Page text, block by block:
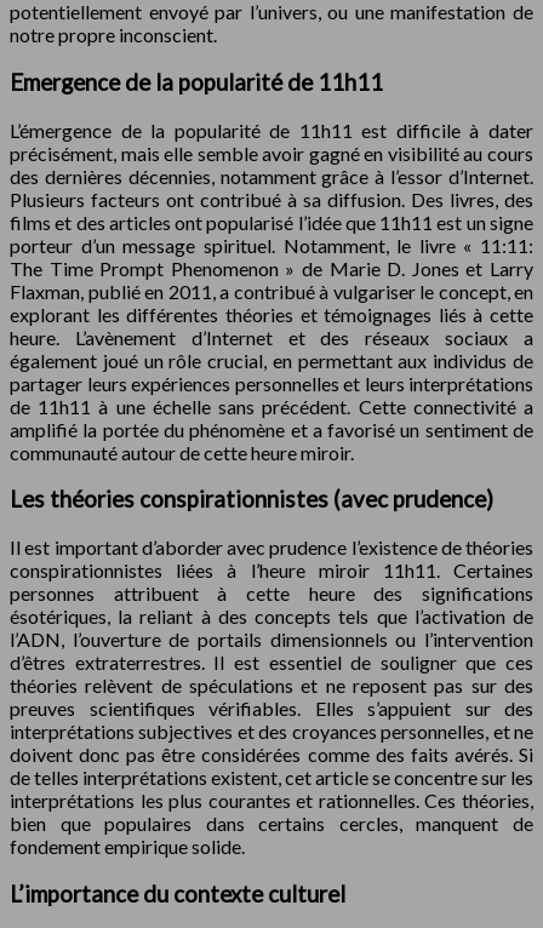
potentiellement envoyé par l’univers, ou une manifestation de
notre propre inconscient.
Emergence de la popularité de 11h11
L’émergence de la popularité de 11h11 est difficile à dater
précisément, mais elle semble avoir gagné en visibilité au cours
des dernières décennies, notamment grâce à l’essor d’Internet.
Plusieurs facteurs ont contribué à sa diffusion. Des livres, des
films et des articles ont popularisé l’idée que 11h11 est un signe
porteur d’un message spirituel. Notamment, le livre « 11:11:
The Time Prompt Phenomenon » de Marie D. Jones et Larry
Flaxman, publié en 2011, a contribué à vulgariser le concept, en
explorant les différentes théories et témoignages liés à cette
heure. L’avènement d’Internet et des réseaux sociaux a
également joué un rôle crucial, en permettant aux individus de
partager leurs expériences personnelles et leurs interprétations
de 11h11 à une échelle sans précédent. Cette connectivité a
amplifié la portée du phénomène et a favorisé un sentiment de
communauté autour de cette heure miroir.
Les théories conspirationnistes (avec prudence)
Il est important d’aborder avec prudence l’existence de théories
conspirationnistes liées à l’heure miroir 11h11. Certaines
personnes attribuent à cette heure des significations
ésotériques, la reliant à des concepts tels que l’activation de
l’ADN, l’ouverture de portails dimensionnels ou l’intervention
d’êtres extraterrestres. Il est essentiel de souligner que ces
théories relèvent de spéculations et ne reposent pas sur des
preuves scientifiques vérifiables. Elles s’appuient sur des
interprétations subjectives et des croyances personnelles, et ne
doivent donc pas être considérées comme des faits avérés. Si
de telles interprétations existent, cet article se concentre sur les
interprétations les plus courantes et rationnelles. Ces théories,
bien que populaires dans certains cercles, manquent de
fondement empirique solide.
L’importance du contexte culturel